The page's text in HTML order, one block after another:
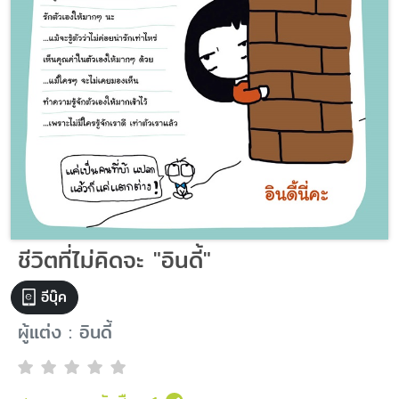
ชีวิตที่ไม่คิดจะ "อินดี้"
อีบุ๊ค
ผู้แต่ง : อินดี้